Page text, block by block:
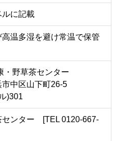
ルに記載
温多湿を避け常温で保管
・野草茶センター
中区山下町26-5
)301
センター [TEL 0120-667-